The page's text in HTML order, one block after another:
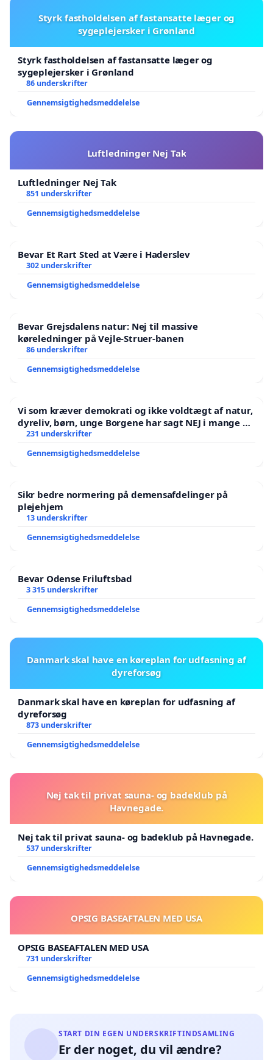
Styrk fastholdelsen af fastansatte læger og
sygeplejersker i Grønland
Styrk fastholdelsen af fastansatte læger og
sygeplejersker i Grønland
86 underskrifter
Gennemsigtighedsmeddelelse
Luftledninger Nej Tak
Luftledninger Nej Tak
851 underskrifter
Gennemsigtighedsmeddelelse
Bevar Et Rart Sted at Være i Haderslev
302 underskrifter
Gennemsigtighedsmeddelelse
Bevar Grejsdalens natur: Nej til massive
køreledninger på Vejle-Struer-banen
86 underskrifter
Gennemsigtighedsmeddelelse
Vi som kræver demokrati og ikke voldtægt af natur,
dyreliv, børn, unge Borgene har sagt NEJ i mange år.
Der er
231 underskrifter
Gennemsigtighedsmeddelelse
Sikr bedre normering på demensafdelinger på
plejehjem
13 underskrifter
Gennemsigtighedsmeddelelse
Bevar Odense Friluftsbad
3 315 underskrifter
Gennemsigtighedsmeddelelse
Danmark skal have en køreplan for udfasning af
dyreforsøg
Danmark skal have en køreplan for udfasning af
dyreforsøg
873 underskrifter
Gennemsigtighedsmeddelelse
Nej tak til privat sauna- og badeklub på
Havnegade.
Nej tak til privat sauna- og badeklub på Havnegade.
537 underskrifter
Gennemsigtighedsmeddelelse
OPSIG BASEAFTALEN MED USA
OPSIG BASEAFTALEN MED USA
731 underskrifter
Gennemsigtighedsmeddelelse
START DIN EGEN UNDERSKRIFTINDSAMLING
Er der noget, du vil ændre?